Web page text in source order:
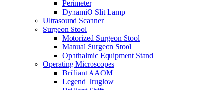
Perimeter
DynamiQ Slit Lamp
Ultrasound Scanner
Surgeon Stool
Motorized Surgeon Stool
Manual Surgeon Stool
Ophthalmic Equipment Stand
Operating Microscopes
Brilliant AAOM
Legend Truglow